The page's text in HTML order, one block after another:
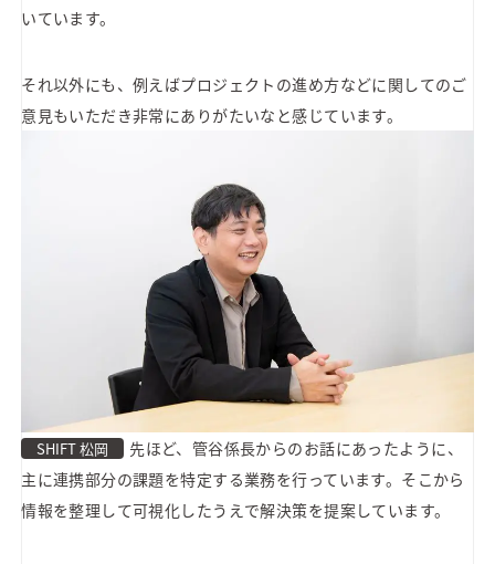
いています。
それ以外にも、例えばプロジェクトの進め方などに関してのご
意見もいただき非常にありがたいなと感じています。
SHIFT 松岡
先ほど、管谷係長からのお話にあったように、
主に連携部分の課題を特定する業務を行っています。そこから
情報を整理して可視化したうえで解決策を提案しています。